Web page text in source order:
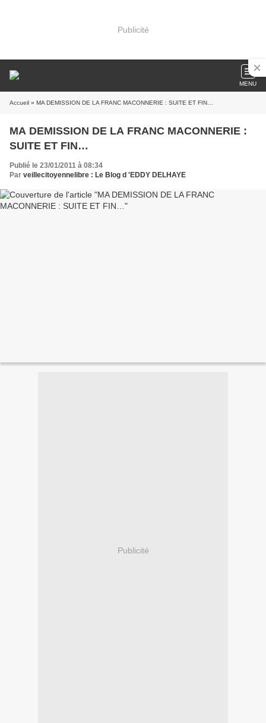
Publicité
MENU
Accueil » MA DEMISSION DE LA FRANC MACONNERIE : SUITE ET FIN…
MA DEMISSION DE LA FRANC MACONNERIE :
SUITE ET FIN…
Publié le 23/01/2011 à 08:34
Par veillecitoyennelibre : Le Blog d 'EDDY DELHAYE
Publicité